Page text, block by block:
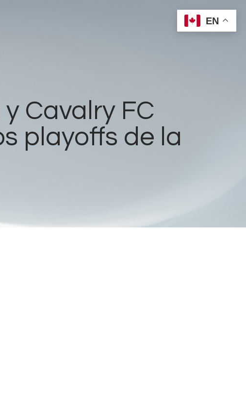
Cavalry FC
playoffs de la
EN